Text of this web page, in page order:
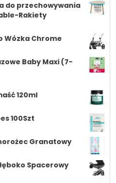
do przechowywania
Rakiety
Wózka Chrome
Baby Maxi (7-
120ml
100Szt
Granatowy
Spacerowy